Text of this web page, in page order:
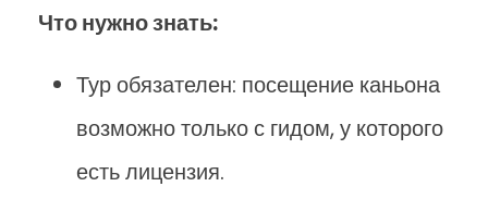
Что нужно знать:
Тур обязателен: посещение каньона
возможно только с гидом, у которого
есть лицензия.